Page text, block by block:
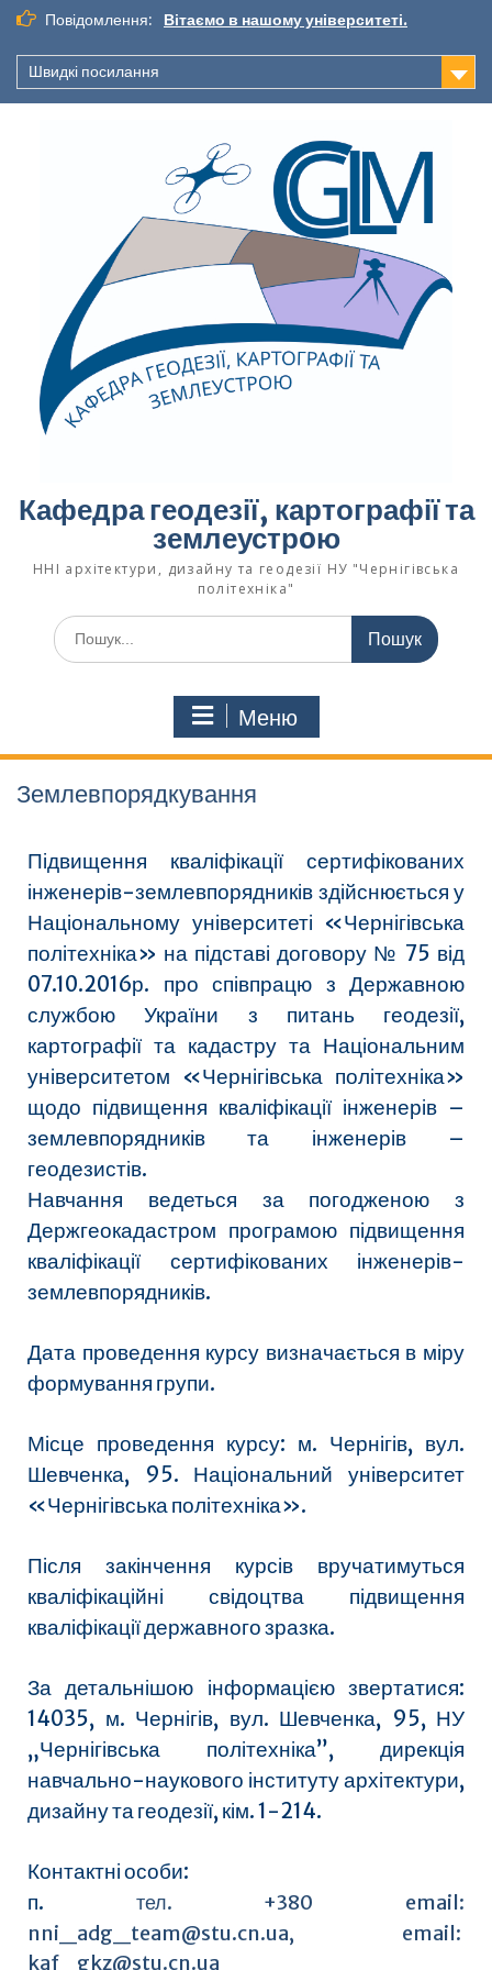
Повідомлення: Вітаємо в нашому університеті.
Швидкі посилання
Кафедра геодезії, картографії та
землеустрoю
ННІ архітектури, дизайну та геодезії НУ "Чернігівська
політехніка"
Меню
Землевпорядкування
Підвищення кваліфікації сертифікованих
інженерів-землевпорядників здійснюється у
Національному університеті «Чернігівська
політехніка» на підставі договору № 75 від
07.10.2016р. про співпрацю з Державною
службою України з питань геодезії,
картографії та кадастру та Національним
університетом «Чернігівська політехніка»
щодо підвищення кваліфікації інженерів –
землевпорядників та інженерів –
геодезистів.
Навчання ведеться за погодженою з
Держгеокадастром програмою підвищення
кваліфікації сертифікованих інженерів-
землевпорядників.
Дата проведення курсу визначається в міру
формування групи.
Місце проведення курсу: м. Чернігів, вул.
Шевченка, 95. Національний університет
«Чернігівська політехніка».
Після закінчення курсів вручатимуться
кваліфікаційні свідоцтва підвищення
кваліфікації державного зразка.
За детальнішою інформацією звертатися:
14035, м. Чернігів, вул. Шевченка, 95, НУ
„Чернігівська політехніка”, дирекція
навчально-наукового інституту архітектури,
дизайну та геодезії, кім. 1-214.
Контактні особи:
п. тел. +380 email:
nni_adg_team@stu.cn.ua, email:
kaf_gkz@stu.cn.ua